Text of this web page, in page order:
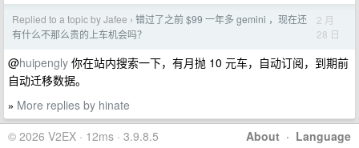
Replied to a topic by Jafee › 错过了之前 $99 一年多 gemini ，现在还
有什么不那么贵的上车机会吗？
2 月
28 日
@huipengly 你在站内搜索一下，有月抛 10 元车，自动订阅，到期前
自动迁移数据。
» More replies by hinate
About · Language
© 2026 V2EX · 12ms · 3.9.8.5